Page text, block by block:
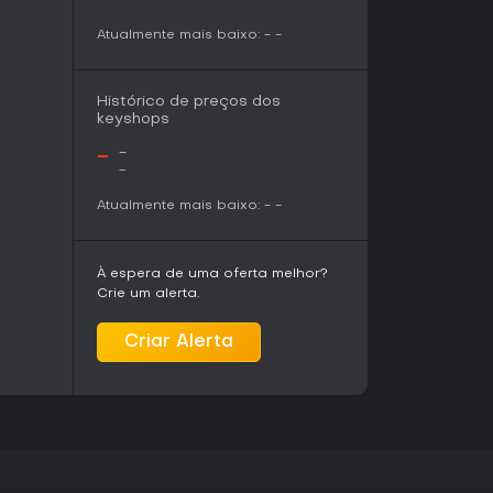
histórias lentas que exploram demônios
Atualmente mais baixo: - -
Histórico de preços dos
keyshops
- -
-
Atualmente mais baixo: - -
À espera de uma oferta melhor?
Crie um alerta.
Criar Alerta